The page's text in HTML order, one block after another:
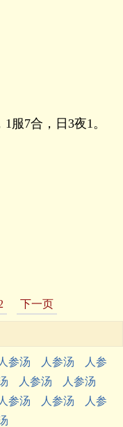
服7合，日3夜1。
下一页
人参汤 人参汤
人参
人参汤
人参汤
人参汤 人参汤
人参